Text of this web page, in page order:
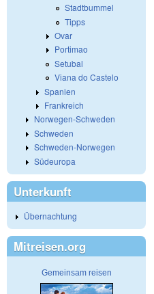
Stadtbummel
Tipps
Ovar
Portimao
Setubal
Viana do Castelo
Spanien
Frankreich
Norwegen-Schweden
Schweden
Schweden-Norwegen
Südeuropa
Unterkunft
Übernachtung
Mitreisen.org
Gemeinsam reisen